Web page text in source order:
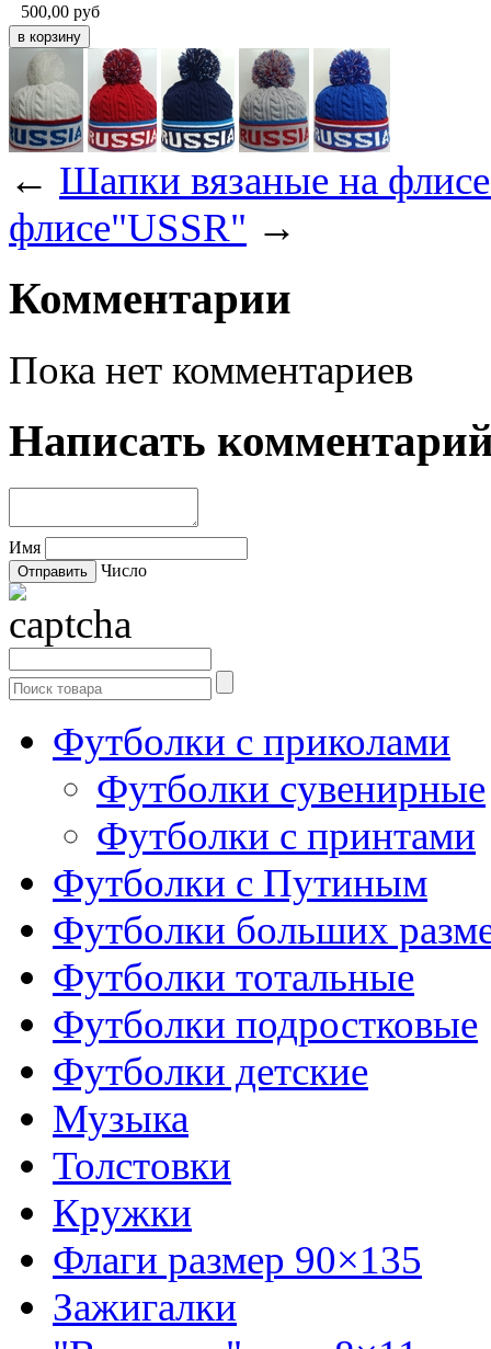
500,00 руб
← Шапки вязаные на
флисе"USSR" →
Комментарии
Пока нет комментариев
Написать
Имя
Число
Футболки с приколами
Футболки сувенирные
Футболки с принтами
Футболки с Путиным
Футболки больших
Футболки тотальные
Футболки подростковые
Футболки детские
Музыка
Толстовки
Кружки
Флаги размер 90×135
Зажигалки